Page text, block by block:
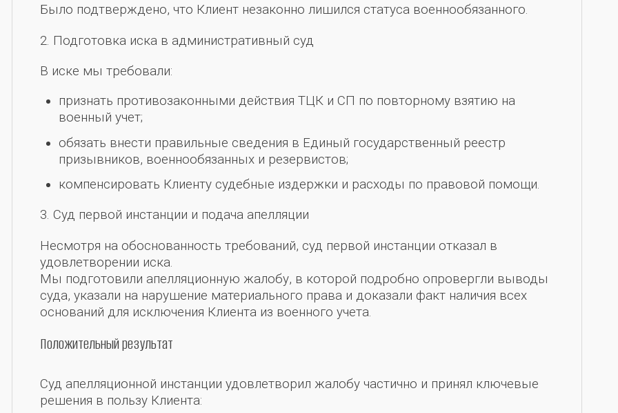
Было подтверждено, что Клиент незаконно лишился статуса военнообязанного.
2. Подготовка иска в административный суд
В иске мы требовали:
признать противозаконными действия ТЦК и СП по повторному взятию на
военный учет;
обязать внести правильные сведения в Единый государственный реестр
призывников, военнообязанных и резервистов;
компенсировать Клиенту судебные издержки и расходы по правовой помощи.
3. Суд первой инстанции и подача апелляции
Несмотря на обоснованность требований, суд первой инстанции отказал в
удовлетворении иска.
Мы подготовили апелляционную жалобу, в которой подробно опровергли выводы
суда, указали на нарушение материального права и доказали факт наличия всех
оснований для исключения Клиента из военного учета.
Положительный результат
Суд апелляционной инстанции удовлетворил жалобу частично и принял ключевые
решения в пользу Клиента: